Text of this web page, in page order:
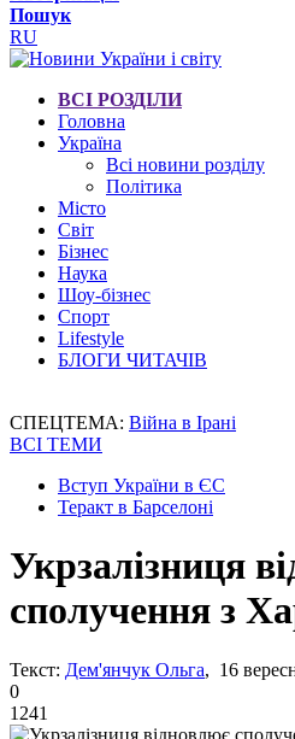
Пошук
RU
ВСІ РОЗДІЛИ
Головна
Україна
Всі новини розділу
Політика
Місто
Світ
Бізнес
Наука
Шоу-бізнес
Спорт
Lifestyle
БЛОГИ ЧИТАЧІВ
СПЕЦТЕМА: Війна в Ірані
ВСІ ТЕМИ
Вступ України в ЄС
Теракт в Барселоні
Укрзалізниця
сполучення з
Текст: Дем'янчук Ольга, 16
0
1241